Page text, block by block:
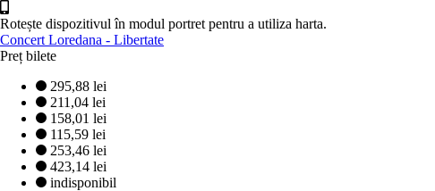
Rotește dispozitivul în modul portret pentru a utiliza harta.
Concert Loredana - Libertate
Preț bilete
295,88 lei
211,04 lei
158,01 lei
115,59 lei
253,46 lei
423,14 lei
indisponibil